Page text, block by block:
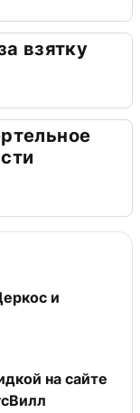
взятку
и
на сайте